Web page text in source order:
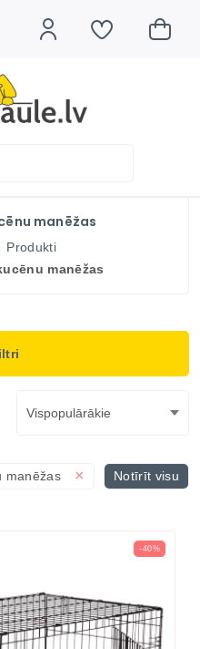
manēžas
Produkti
manēžas
manēžas × Notīrīt visu
-40%